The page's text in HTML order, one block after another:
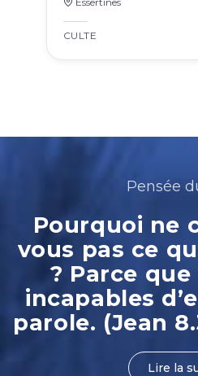
CULTE
Pensée
Pourquoi ne
vous pas ce
? Parce
incapables
parole. (Jean
Lire la